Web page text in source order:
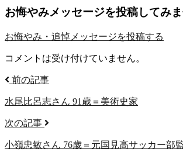
お悔やみメッセージを投稿してみ
お悔やみ・追悼メッセージを投稿する
コメントは受け付けていません。
前の記事
水尾比呂志さん 91歳＝美術史家
次の記事
小嶺忠敏さん 76歳＝元国見高サッカー部